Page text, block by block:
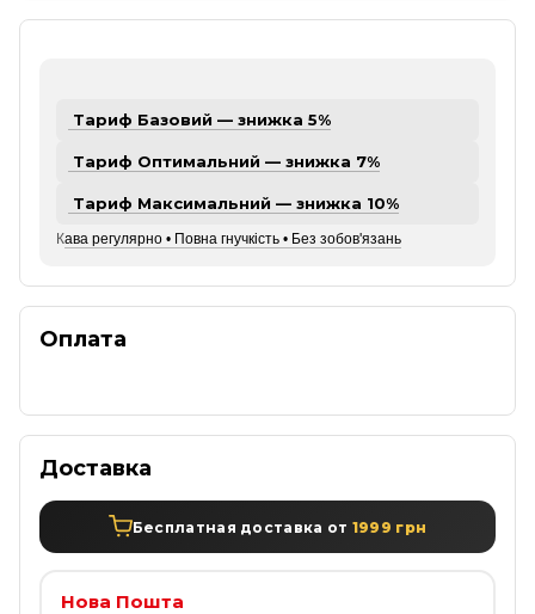
Тариф Базовий — знижка 5%
Тариф Оптимальний — знижка 7%
Тариф Максимальний — знижка 10%
Кава регулярно • Повна гнучкість • Без зобов'язань
Оплата
Доставка
Бесплатная доставка от 1999 грн
Нова Пошта